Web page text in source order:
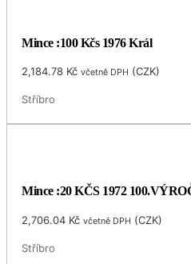
Mince :100 Kčs 1976 Král
2,184.78 Kč včetně DPH (CZK)
Stříbro
Mince :20 KČS 1972
2,706.04 Kč včetně DPH (CZK)
Stříbro